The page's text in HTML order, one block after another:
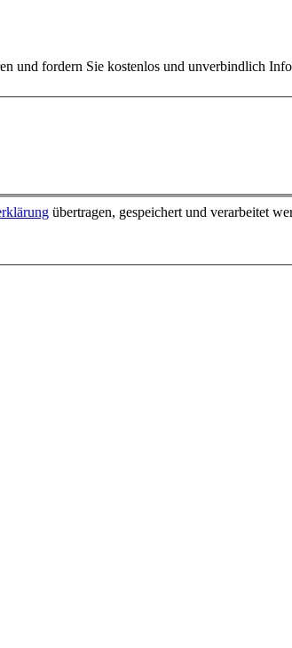
und fordern Sie kostenlos und unverbindlich
übertragen, gespeichert und verarbeitet